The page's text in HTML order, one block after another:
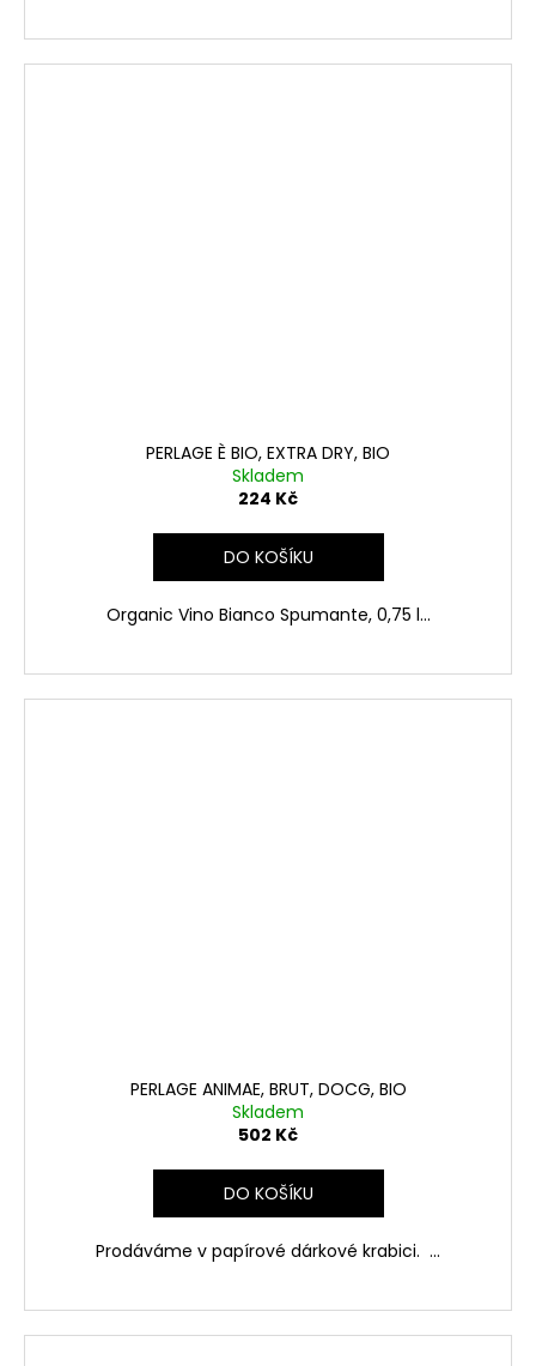
PERLAGE È BIO, EXTRA DRY, BIO
Skladem
224 Kč
DO KOŠÍKU
Organic Vino Bianco Spumante, 0,75 l...
PERLAGE ANIMAE, BRUT, DOCG, BIO
Skladem
502 Kč
DO KOŠÍKU
Prodáváme v papírové dárkové krabici. ...